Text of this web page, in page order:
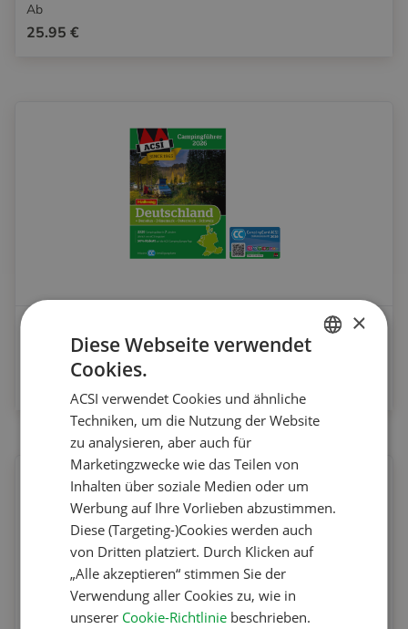
Ab
25.95 €
DANISH
SPANISH
×
Diese Webseite verwendet
Cookies.
ACSI verwendet Cookies und ähnliche
Techniken, um die Nutzung der Website
zu analysieren, aber auch für
Marketingzwecke wie das Teilen von
Inhalten über soziale Medien oder um
Werbung auf Ihre Vorlieben abzustimmen.
Diese (Targeting-)Cookies werden auch
von Dritten platziert. Durch Klicken auf
„Alle akzeptieren“ stimmen Sie der
Verwendung aller Cookies zu, wie in
unserer Cookie-Richtlinie beschrieben.